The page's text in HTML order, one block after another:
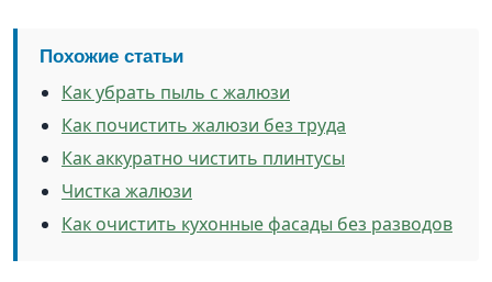
Похожие статьи
Как убрать пыль с жалюзи
Как почистить жалюзи без труда
Как аккуратно чистить плинтусы
Чистка жалюзи
Как очистить кухонные фасады без разводов